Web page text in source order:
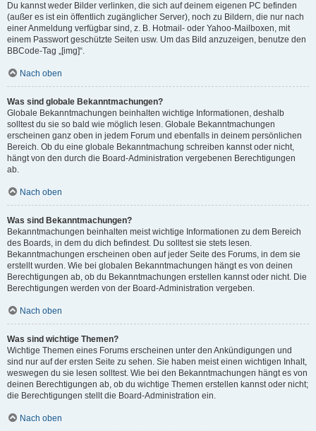
Du kannst weder Bilder verlinken, die sich auf deinem eigenen PC befinden
(außer es ist ein öffentlich zugänglicher Server), noch zu Bildern, die nur nach
einer Anmeldung verfügbar sind, z. B. Hotmail- oder Yahoo-Mailboxen, mit
einem Passwort geschützte Seiten usw. Um das Bild anzuzeigen, benutze den
BBCode-Tag „[img]“.
Nach oben
Was sind globale Bekanntmachungen?
Globale Bekanntmachungen beinhalten wichtige Informationen, deshalb
solltest du sie so bald wie möglich lesen. Globale Bekanntmachungen
erscheinen ganz oben in jedem Forum und ebenfalls in deinem persönlichen
Bereich. Ob du eine globale Bekanntmachung schreiben kannst oder nicht,
hängt von den durch die Board-Administration vergebenen Berechtigungen
ab.
Nach oben
Was sind Bekanntmachungen?
Bekanntmachungen beinhalten meist wichtige Informationen zu dem Bereich
des Boards, in dem du dich befindest. Du solltest sie stets lesen.
Bekanntmachungen erscheinen oben auf jeder Seite des Forums, in dem sie
erstellt wurden. Wie bei globalen Bekanntmachungen hängt es von deinen
Berechtigungen ab, ob du Bekanntmachungen erstellen kannst oder nicht. Die
Berechtigungen werden von der Board-Administration vergeben.
Nach oben
Was sind wichtige Themen?
Wichtige Themen eines Forums erscheinen unter den Ankündigungen und
sind nur auf der ersten Seite zu sehen. Sie haben meist einen wichtigen Inhalt,
weswegen du sie lesen solltest. Wie bei den Bekanntmachungen hängt es von
deinen Berechtigungen ab, ob du wichtige Themen erstellen kannst oder nicht;
die Berechtigungen stellt die Board-Administration ein.
Nach oben